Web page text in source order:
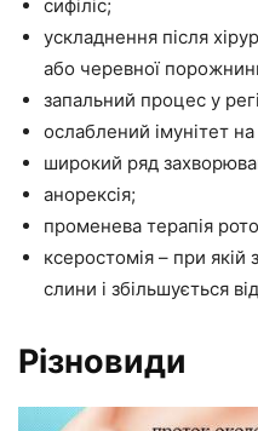
сифіліс;
ускладнення після
або черевної
запальний процес у
ослаблений імунітет на
широкий ряд
анорексія;
променева терапія
ксеростомія – при
слини і збільшується
Різновиди